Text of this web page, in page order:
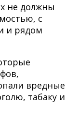
не должны
с
и рядом
вредные
табаку и